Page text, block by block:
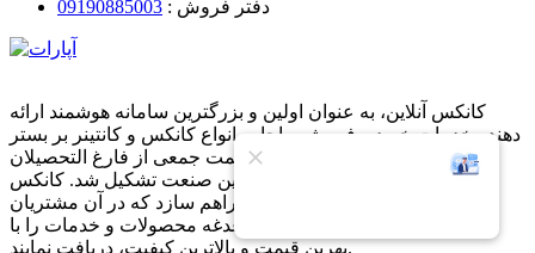
دفتر فروش : 09190885003
کانکس آنلاین، به عنوان اولین و بزرگترین سامانه هوشمند ارائه
دهنده خدمات خرید و فروش و اجاره انواع کانکس و کانتینر بر بستر
فناوری اطلاعات بوده که به همت جمعی از فارغ التحصیلان
دانشگاهی با تجربه چند سال در این صنعت تشکیل شد. کانکس
آنلاین در تلاش است تا بستری فراهم سازد که در آن مشتریان
بتوانند در کمترین زمان و بدون دغدغه محصولات و خدمات را با
بهرین قیمت و بالاترین کیفیت، دریافت نمایند.